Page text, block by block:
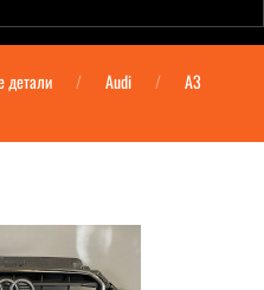
детали Audi
A3